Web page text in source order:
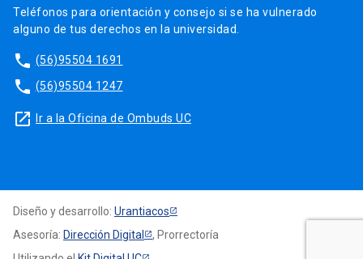
Teléfonos para orientación y consejo si se ha vulnerado
alguno de tus derechos en la universidad.
phone (56)95504 1691
phone (56)95504 1247
launch Ir a la Oficina de Ombuds UC
Diseño y desarrollo: Urantiacos
Asesoría: Dirección Digital
, Prorrectoría